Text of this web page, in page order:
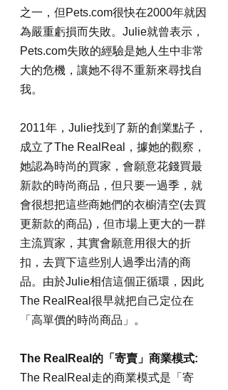
之一，但Pets.com很快在2000年就因
為嚴重虧損而失敗。Julie就曾表示，
Pets.com失敗的經驗是她人生中非常
大的危機，讓她不得不重新來尋找自
我。
2011年，Julie找到了新的創業點子，
成立了The RealReal，據她的觀察，
她認為時尚的買家，會願意花錢買最
新款的時尚商品，但只要一過季，就
會很想把這些商她們的衣櫥清空(去買
更新款的商品)，但市場上更大的一群
主流買家，其實會願意用很大的折
扣，去買下這些別人過季出清的商
品。由於Julie相信這個正循環，因此
The RealReal很早就把自己定位在
「高單價的時尚商品」。
The RealReal的「寄賣」商業模式:
The RealReal走的商業模式是「寄